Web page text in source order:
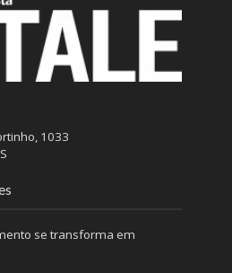
1033
se transforma em